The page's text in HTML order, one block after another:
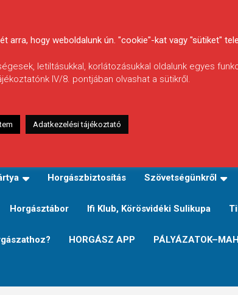
Horgászbiztosítás Szövetségünkről
Horgásztábor Ifi Klub, Körösvidéki Sulikupa
HORGÁSZ APP
arra, hogy weboldalunk ún. "cookie"-kat vagy "sütiket"
letiltásukkal, korlátozásukkal oldalunk egyes
IV/8. pontjában olvashat a sütikről.
Adatkezelési tájékoztató